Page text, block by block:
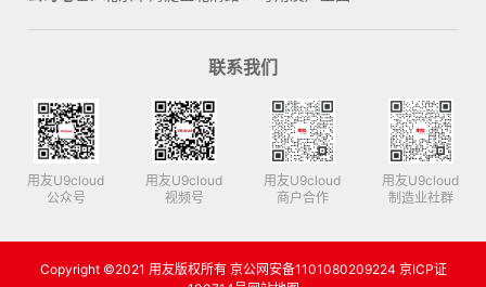
联系我们
用友U9cloud
公众号
用友U9cloud
视频号
用友U9cloud
商户合作
用友U9cloud
制造业社群
Copyright ©2021 用友版权所有 京公网安备1101080209224 京ICP证